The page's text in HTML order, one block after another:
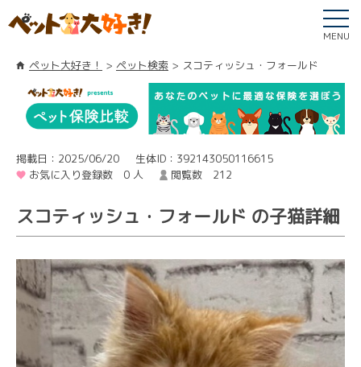
MENU
ペット大好き！ ペット検索 スコティッシュ・フォールド
掲載日：2025/06/20
生体ID：392143050116615
お気に入り登録数 0 人
閲覧数 212
スコティッシュ・フォールド の子猫詳細